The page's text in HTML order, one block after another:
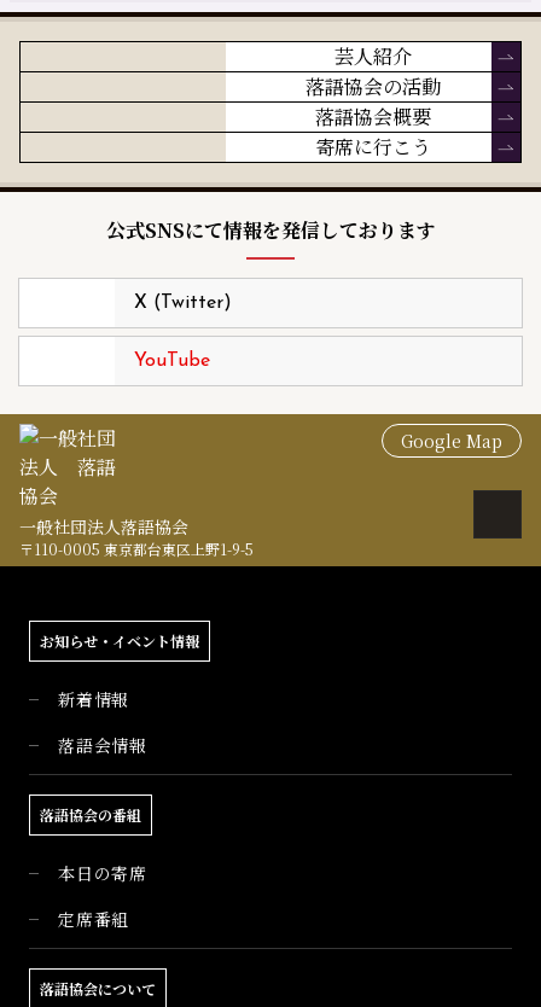
芸人紹介
落語協会の活動
落語協会概要
寄席に行こう
公式SNSにて情報を発信しております
X (Twitter)
YouTube
Google Map
一般社団法人落語協会
〒110-0005 東京都台東区上野1-9-5
お知らせ・イベント情報
新着情報
落語会情報
落語協会の番組
本日の寄席
定席番組
落語協会について